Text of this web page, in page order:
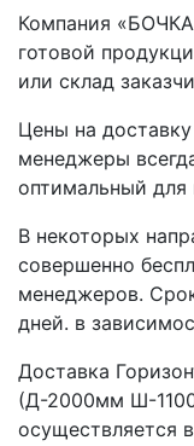
Компания
готовой
или склад
Цены на
менеджеры
оптимальный для
В некоторых
совершенно
менеджеров.
дней. в
Доставка
(Д-2000мм Ш-
осуществляется